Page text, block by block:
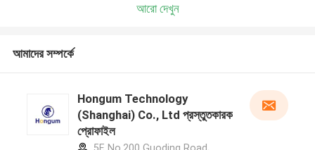
আরো দেখুন
আমাদের সম্পর্কে
Hongum Technology
(Shanghai) Co., Ltd প্রস্তুতকারক
প্রোফাইল